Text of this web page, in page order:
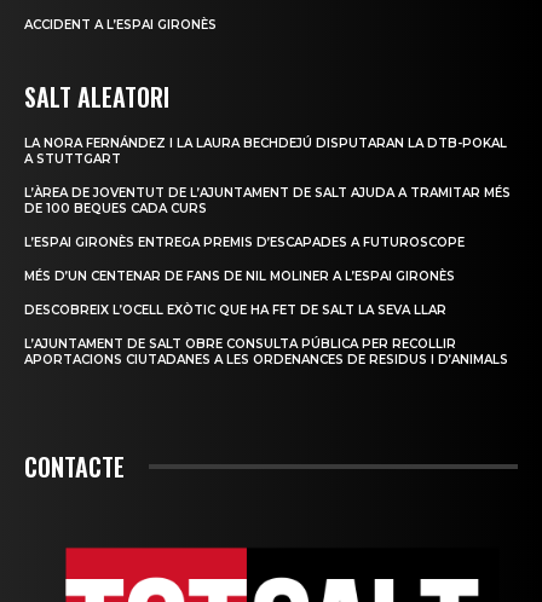
ACCIDENT A L’ESPAI GIRONÈS
SALT ALEATORI
LA NORA FERNÁNDEZ I LA LAURA BECHDEJÚ DISPUTARAN LA DTB-POKAL
A STUTTGART
L’ÀREA DE JOVENTUT DE L’AJUNTAMENT DE SALT AJUDA A TRAMITAR MÉS
DE 100 BEQUES CADA CURS
L’ESPAI GIRONÈS ENTREGA PREMIS D’ESCAPADES A FUTUROSCOPE
MÉS D’UN CENTENAR DE FANS DE NIL MOLINER A L’ESPAI GIRONÈS
DESCOBREIX L’OCELL EXÒTIC QUE HA FET DE SALT LA SEVA LLAR
L’AJUNTAMENT DE SALT OBRE CONSULTA PÚBLICA PER RECOLLIR
APORTACIONS CIUTADANES A LES ORDENANCES DE RESIDUS I D’ANIMALS
CONTACTE